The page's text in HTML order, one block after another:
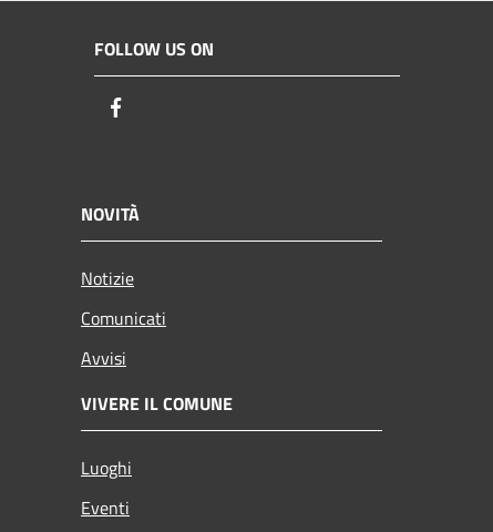
FOLLOW US ON
NOVITÀ
Notizie
Comunicati
Avvisi
VIVERE IL COMUNE
Luoghi
Eventi